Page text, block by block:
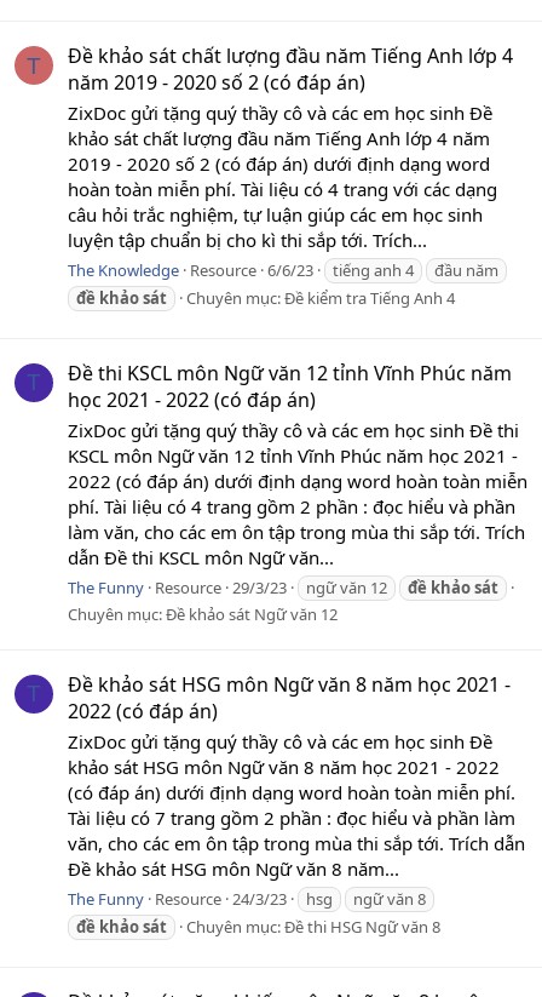
T
Đề khảo sát chất lượng đầu năm Tiếng Anh lớp 4
năm 2019 - 2020 số 2 (có đáp án)
ZixDoc gửi tặng quý thầy cô và các em học sinh Đề
khảo sát chất lượng đầu năm Tiếng Anh lớp 4 năm
2019 - 2020 số 2 (có đáp án) dưới định dạng word
hoàn toàn miễn phí. Tài liệu có 4 trang với các dạng
câu hỏi trắc nghiệm, tự luận giúp các em học sinh
luyện tập chuẩn bị cho kì thi sắp tới. Trích...
The Knowledge Resource 6/6/23 tiếng anh 4
đầu năm
đề khảosát Chuyên mục:Đề kiểm tra Tiếng Anh 4
T
Đề thi KSCL môn Ngữ văn 12 tỉnh Vĩnh Phúc năm
học 2021 - 2022 (có đáp án)
ZixDoc gửi tặng quý thầy cô và các em học sinh Đề thi
KSCL môn Ngữ văn 12 tỉnh Vĩnh Phúc năm học 2021 -
2022 (có đáp án) dưới định dạng word hoàn toàn miễn
phí. Tài liệu có 4 trang gồm 2 phần : đọc hiểu và phần
làm văn, cho các em ôn tập trong mùa thi sắp tới. Trích
dẫn Đề thi KSCL môn Ngữ văn...
The Funny Resource 29/3/23 ngữ văn 12 đề khảosát
Chuyên mục:Đề khảo sát Ngữ văn 12
T
Đề khảo sát HSG môn Ngữ văn 8 năm học 2021 -
2022 (có đáp án)
ZixDoc gửi tặng quý thầy cô và các em học sinh Đề
khảo sát HSG môn Ngữ văn 8 năm học 2021 - 2022
(có đáp án) dưới định dạng word hoàn toàn miễn phí.
Tài liệu có 7 trang gồm 2 phần : đọc hiểu và phần làm
văn, cho các em ôn tập trong mùa thi sắp tới. Trích dẫn
Đề khảo sát HSG môn Ngữ văn 8 năm...
The Funny Resource 24/3/23 hsg
ngữ văn 8
đề khảosát Chuyên mục:Đề thi HSG Ngữ văn 8